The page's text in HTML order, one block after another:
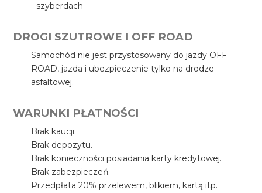
- szyberdach
DROGI SZUTROWE I OFF ROAD
Samochód nie jest przystosowany do jazdy OFF
ROAD, jazda i ubezpieczenie tylko na drodze
asfaltowej.
WARUNKI PŁATNOŚCI
Brak kaucji.
Brak depozytu.
Brak konieczności posiadania karty kredytowej.
Brak zabezpieczeń.
Przedpłata 20% przelewem, blikiem, kartą itp.